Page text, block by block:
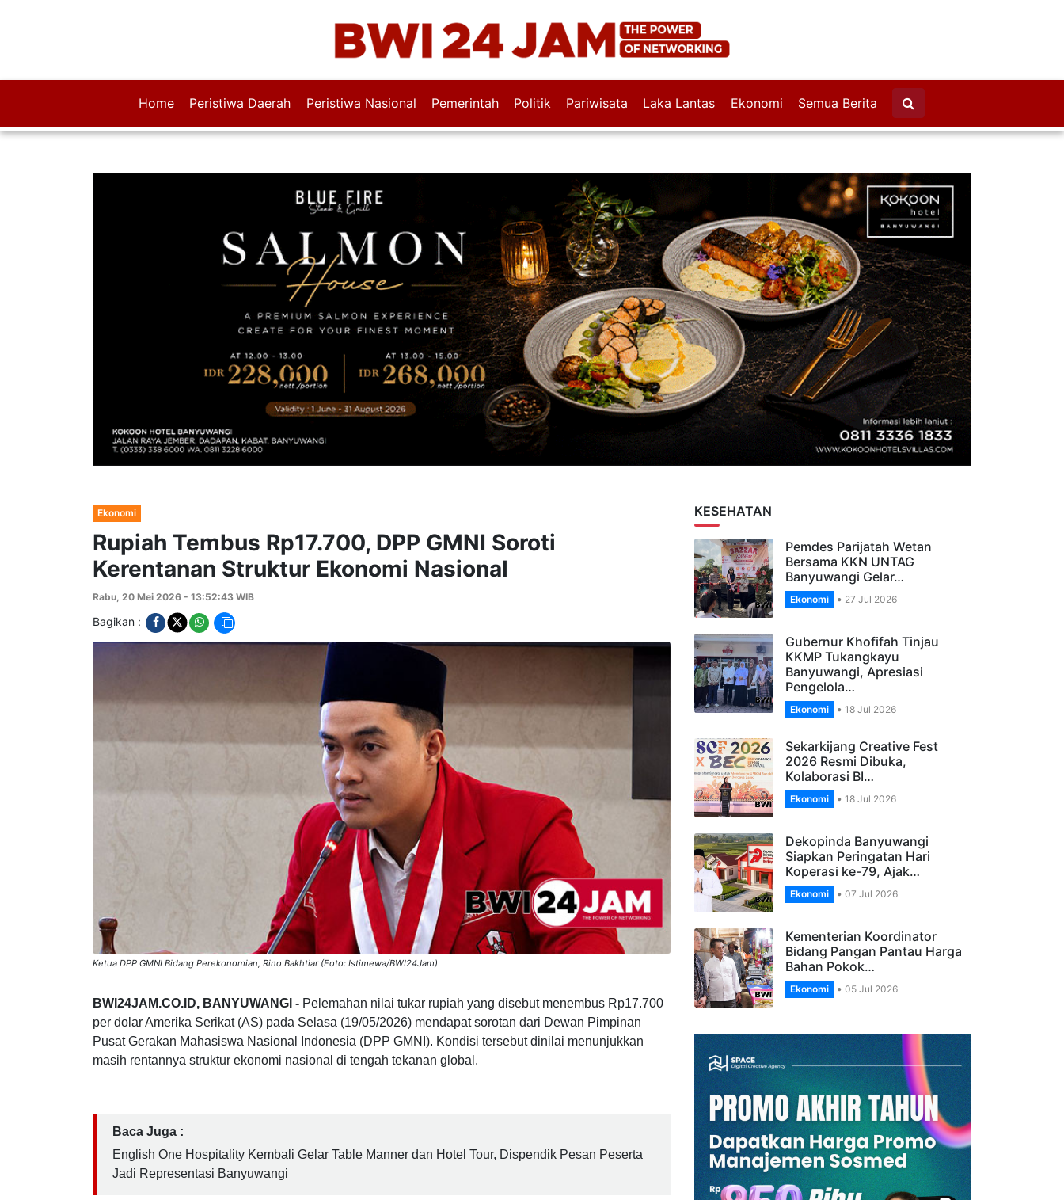
Home Peristiwa Daerah Peristiwa Nasional Pemerintah Politik Pariwisata Laka Lantas Ekonomi Semua Berita
Ekonomi
Rupiah Tembus Rp17.700, DPP GMNI Soroti
Kerentanan Struktur Ekonomi Nasional
Rabu, 20 Mei 2026 - 13:52:43 WIB
Ketua DPP GMNI Bidang Perekonomian, Rino Bakhtiar (Foto: Istimewa/BWI24Jam)
Pelemahan nilai tukar rupiah yang disebut menembus Rp17.700
per dolar Amerika Serikat (AS) pada Selasa (19/05/2026) mendapat sorotan dari Dewan Pimpinan
Baca Juga :
KESEHATAN
Pemdes Parijatah Wetan
Bersama KKN UNTAG
Ekonomi 27 Jul 2026
Gubernur Khofifah Tinjau
KKMP Tukangkayu
Banyuwangi, Apresiasi
Ekonomi 18 Jul 2026
Sekarkijang Creative Fest
2026 Resmi Dibuka,
Ekonomi 18 Jul 2026
Dekopinda Banyuwangi
Siapkan Peringatan Hari
Ekonomi 07 Jul 2026
Kementerian Koordinator
Bidang Pangan Pantau Harga
Ekonomi 05 Jul 2026